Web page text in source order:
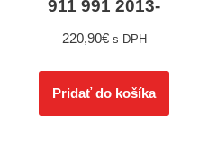
911 991 2013-
220,90€ s DPH
Pridať do košíka